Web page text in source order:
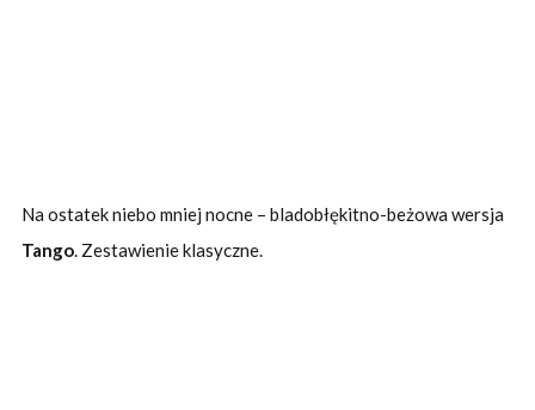
Na ostatek niebo mniej nocne – bladobłękitno-beżowa wersja
Tango. Zestawienie klasyczne.